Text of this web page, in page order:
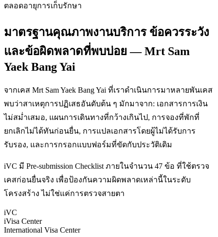
ตลอดอายุการเก็บรักษา
มาตรฐานคุณภาพงานบริการ ข้อควรระวัง
และข้อผิดพลาดที่พบบ่อย — Mrt Sam
Yaek Bang Yai
จากเคส Mrt Sam Yaek Bang Yai ที่เราดำเนินการมาหลายพันเคส
พบว่าสาเหตุการปฏิเสธอันดับต้น ๆ มักมาจาก: เอกสารการเงิน
ไม่สม่ำเสมอ, แผนการเดินทางที่กว้างเกินไป, การจองที่พักที่
ยกเลิกไม่ได้ทันก่อนยื่น, การแปลเอกสารโดยผู้ไม่ได้รับการ
รับรอง, และการกรอกแบบฟอร์มที่ขัดกับประวัติเดิม
iVC มี Pre-submission Checklist ภายในจำนวน 47 ข้อ ที่ใช้ตรวจ
เคสก่อนยื่นจริง เพื่อป้องกันความผิดพลาดเหล่านี้ในระดับ
โครงสร้าง ไม่ใช่แค่การตรวจสายตา
iVC
iVisa Center
International Visa Center